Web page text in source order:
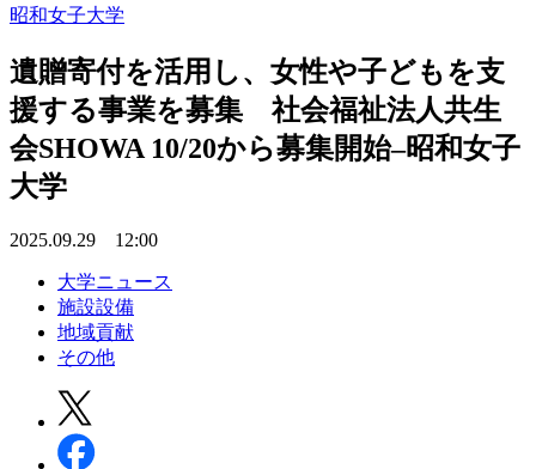
昭和女子大学
遺贈寄付を活用し、女性や子どもを支
援する事業を募集 社会福祉法人共生
会SHOWA 10/20から募集開始–昭和女子
大学
2025.09.29 12:00
大学ニュース
施設設備
地域貢献
その他